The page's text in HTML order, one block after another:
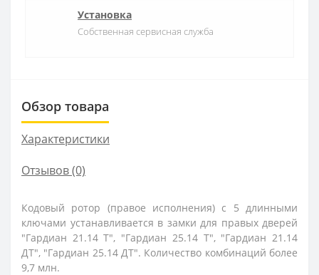
Установка
Собственная сервисная служба
Обзор товара
Характеристики
Отзывов (0)
Кодовый ротор (правое исполнения) с 5 длинными
ключами устанавливается в замки для правых дверей
"Гардиан 21.14 Т", "Гардиан 25.14 Т", "Гардиан 21.14
ДТ", "Гардиан 25.14 ДТ". Количество комбинаций более
9,7 млн.